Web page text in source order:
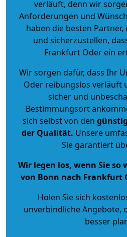
verläuft, denn wir
Anforderungen und
haben die besten
und sicherzustellen,
Frankfurt Oder ein
Wir sorgen dafür, dass Ihr
Oder reibungslos verläuft
sicher und
Bestimmungsort
sich selbst von den
der Qualität. Unsere
Sie garantiert
Wir legen los, wenn Sie so
von Bonn nach Frankfurt
Holen Sie sich
unverbindliche Angebote,
besser